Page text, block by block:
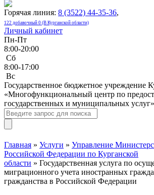
Горячая линия: 8 (3522) 44-35-36,
122 добавочный 0 (В Курганской области)
Личный кабинет
Пн-Пт
8:00-20:00
Сб
8:00-17:00
Bc
Государственное бюджетное учреждение
«Многофункциональный центр по
государственных и муниципальных услуг»
Главная » Услуги » Управление
Российской Федерации по Курганской
области » Государственная услуга по
миграционного учета иностранных
гражданства в Российской Федерации